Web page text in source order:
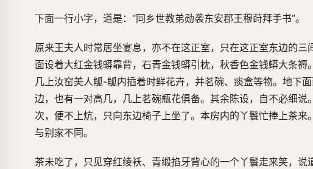
下面一行小字，道是：“同乡世教弟勋袭东安郡王穆莳拜手书”。
原来王夫人时常居坐宴息，亦不在这正室，只在这正室东边的
面设着大红金钱蟒靠背，石青金钱蟒引枕，秋香色金钱蟒大条
几上汝窑美人觚-觚内插着时鲜花卉，并茗碗、痰盒等物。地下
边，也有一对高几，几上茗碗瓶花俱备。其余陈设，自不必细
次，便不上炕，只向东边椅子上坐了。本房内的丫鬟忙捧上茶
与别家不同。
茶未吃了，只见穿红绫袄、青缎掐牙背心的一个丫鬟走来笑，